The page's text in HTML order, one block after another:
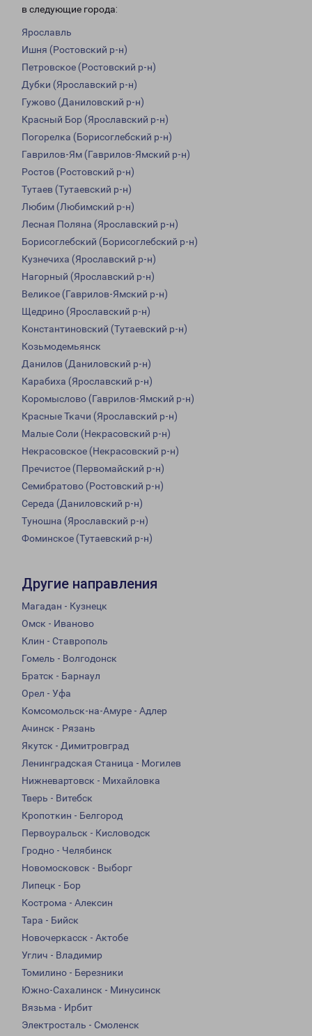
в следующие города:
Ярославль
Ишня (Ростовский р-н)
Петровское (Ростовский р-н)
Дубки (Ярославский р-н)
Гужово (Даниловский р-н)
Красный Бор (Ярославский р-н)
Погорелка (Борисоглебский р-н)
Гаврилов-Ям (Гаврилов-Ямский р-н)
Ростов (Ростовский р-н)
Тутаев (Тутаевский р-н)
Любим (Любимский р-н)
Лесная Поляна (Ярославский р-н)
Борисоглебский (Борисоглебский р-н)
Кузнечиха (Ярославский р-н)
Нагорный (Ярославский р-н)
Великое (Гаврилов-Ямский р-н)
Щедрино (Ярославский р-н)
Константиновский (Тутаевский р-н)
Козьмодемьянск
Данилов (Даниловский р-н)
Карабиха (Ярославский р-н)
Коромыслово (Гаврилов-Ямский р-н)
Красные Ткачи (Ярославский р-н)
Малые Соли (Некрасовский р-н)
Некрасовское (Некрасовский р-н)
Пречистое (Первомайский р-н)
Семибратово (Ростовский р-н)
Середа (Даниловский р-н)
Туношна (Ярославский р-н)
Фоминское (Тутаевский р-н)
Другие направления
Магадан - Кузнецк
Омск - Иваново
Клин - Ставрополь
Гомель - Волгодонск
Братск - Барнаул
Орел - Уфа
Комсомольск-на-Амуре - Адлер
Ачинск - Рязань
Якутск - Димитровград
Ленинградская Станица - Могилев
Нижневартовск - Михайловка
Тверь - Витебск
Кропоткин - Белгород
Первоуральск - Кисловодск
Гродно - Челябинск
Новомосковск - Выборг
Липецк - Бор
Кострома - Алексин
Тара - Бийск
Новочеркасск - Актобе
Углич - Владимир
Томилино - Березники
Южно-Сахалинск - Минусинск
Вязьма - Ирбит
Электросталь - Смоленск